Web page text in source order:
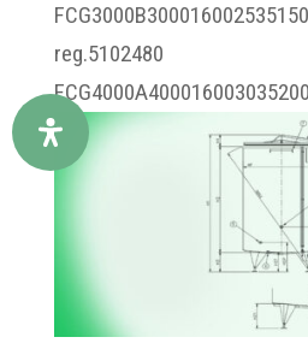
reg.5102480